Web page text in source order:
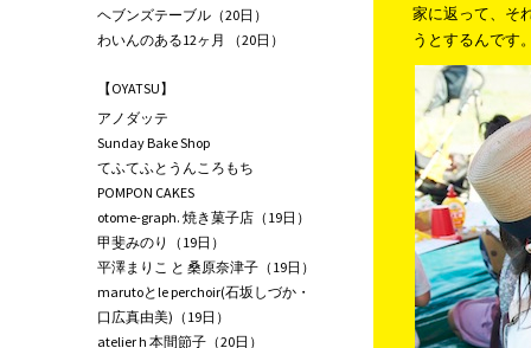
家に返って、そ
うとするんです
ヘブンズテーブル（20日）
わいんのある12ヶ月 （20日）
【OYATSU】
アノダッテ
Sunday Bake Shop
てふてふとうんころもち
POMPON CAKES
otome-graph. 焼き菓子店（19日）
甲斐みのり（19日）
平澤まりこ と 桑原奈津子（19日）
marutoとle perchoir(石坂しづか・
口広真由美)（19日）
atelier h 本間節子（20日）